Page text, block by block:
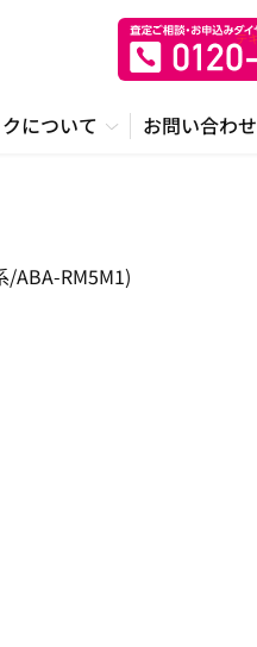
について お問い合わせ
ABA-RM5M1)